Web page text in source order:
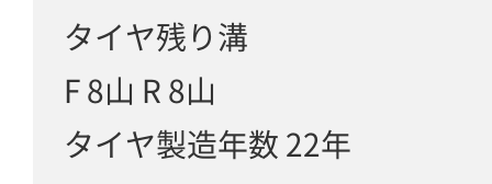
タイヤ残り溝
F 8山 R 8山
タイヤ製造年数 22年